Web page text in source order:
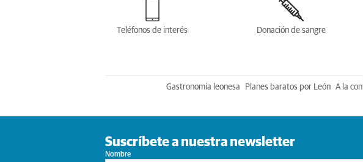
Teléfonos de interés Donación de sangre
Gastronomia leonesa Planes baratos por León A la
Suscríbete a nuestra newsletter
Nombre